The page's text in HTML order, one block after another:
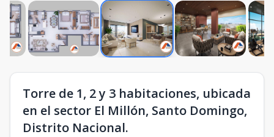
Torre de 1, 2 y 3 habitaciones, ubicada
en el sector El Millón, Santo Domingo,
Distrito Nacional.